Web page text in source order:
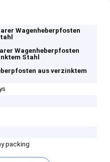
Wagenheberpfosten
Wagenheberpfosten
Stahl
aus verzinktem
packing